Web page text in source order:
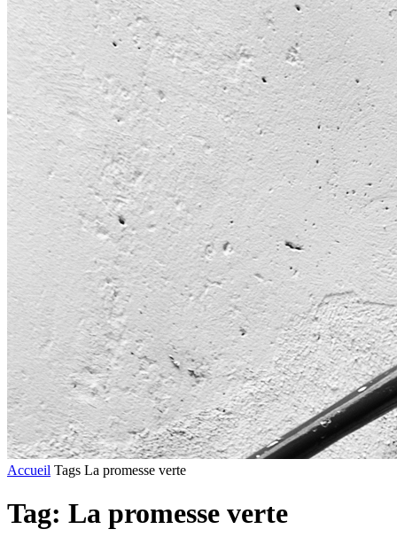
Accueil Tags La promesse verte
Tag: La promesse verte